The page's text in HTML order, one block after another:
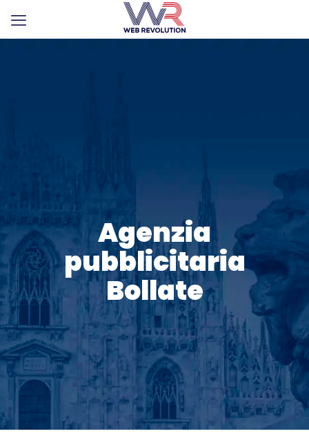
Agenzia
pubblicitaria
Bollate